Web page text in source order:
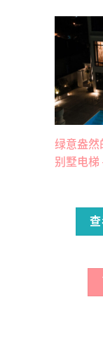
绿意盎然
别墅电梯